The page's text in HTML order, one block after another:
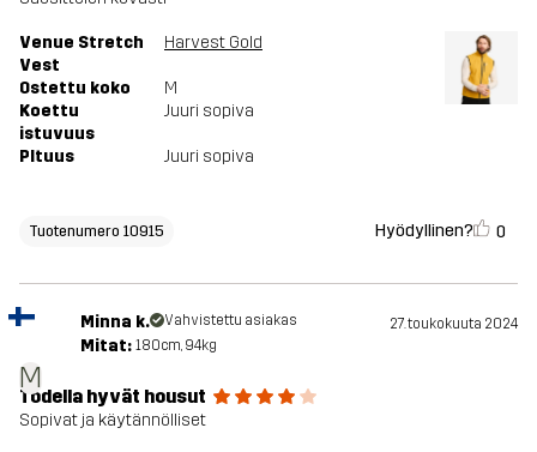
Venue Stretch
Vest
Harvest Gold
Ostettu koko
M
Koettu
istuvuus
Juuri sopiva
PItuus Juuri sopiva
Tuotenumero 10915 Hyödyllinen? 0
M
Minna k. Vahvistettu asiakas 27. toukokuuta 2024
Mitat: 180cm, 94kg
Todella hyvät housut
Sopivat ja käytännölliset